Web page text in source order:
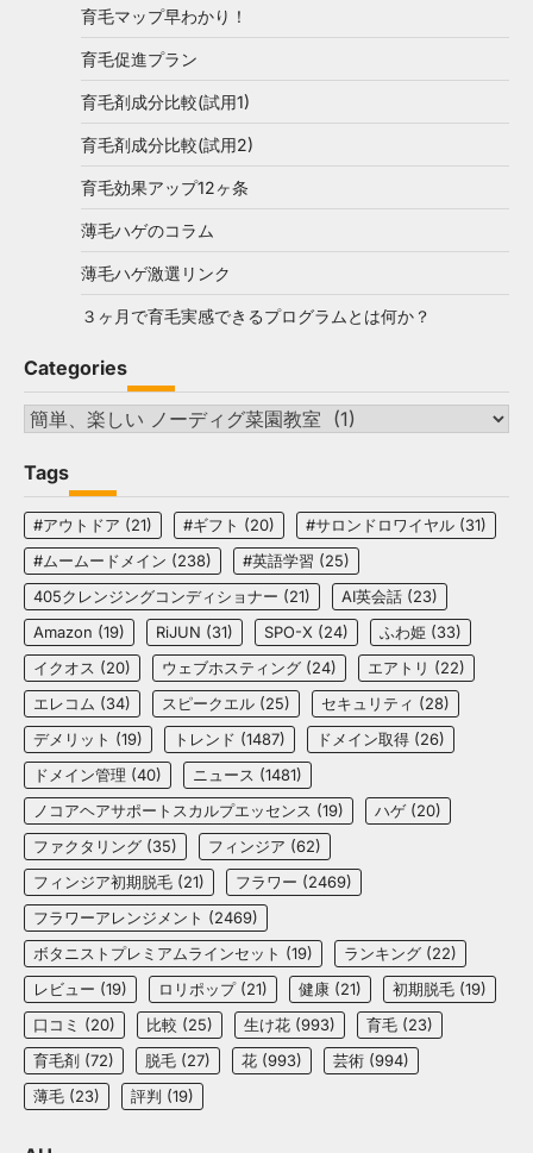
育毛マップ早わかり！
育毛促進プラン
育毛剤成分比較(試用1)
育毛剤成分比較(試用2)
育毛効果アップ12ヶ条
薄毛ハゲのコラム
薄毛ハゲ激選リンク
３ヶ月で育毛実感できるプログラムとは何か？
Categories
Categories
Tags
#アウトドア (21) #ギフト (20) #サロンドロワイヤル (31)
#ムームードメイン (238) #英語学習 (25)
405クレンジングコンディショナー (21) AI英会話 (23)
Amazon (19) RiJUN (31) SPO-X (24) ふわ姫 (33)
イクオス (20) ウェブホスティング (24) エアトリ (22)
エレコム (34) スピークエル (25) セキュリティ (28)
デメリット (19) トレンド (1487) ドメイン取得 (26)
ドメイン管理 (40) ニュース (1481)
ノコアヘアサポートスカルプエッセンス (19) ハゲ (20)
ファクタリング (35) フィンジア (62)
フィンジア初期脱毛 (21) フラワー (2469)
フラワーアレンジメント (2469)
ボタニストプレミアムラインセット (19) ランキング (22)
レビュー (19) ロリポップ(21) 健康 (21) 初期脱毛 (19)
口コミ (20) 比較 (25) 生け花 (993) 育毛 (23)
育毛剤 (72) 脱毛 (27) 花 (993) 芸術 (994)
薄毛 (23) 評判 (19)